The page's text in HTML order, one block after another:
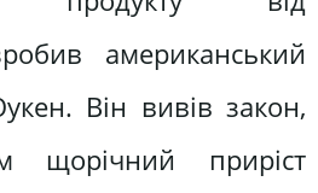
американський
Він вивів закон,
щорічний приріст